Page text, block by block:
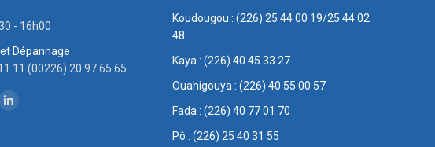
- 16h00
Dépannage
11 (00226) 20 97 65 65
:
LinkedIn
Koudougou : (226) 25 44 00 19/25 44 02
48
Kaya : (226) 40 45 33 27
Ouahigouya : (226) 40 55 00 57
Fada : (226) 40 77 01 70
Pô : (226) 25 40 31 55